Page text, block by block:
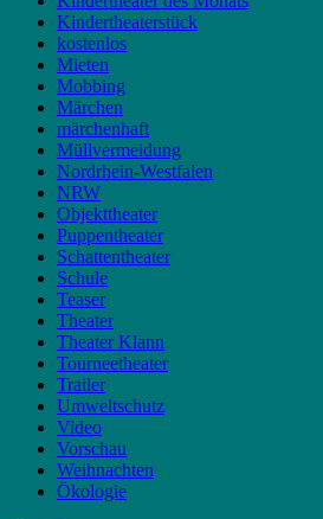
Kindertheaterstück
kostenlos
Mieten
Mobbing
Märchen
märchenhaft
Müllvermeidung
Nordrhein-Westfalen
NRW
Objekttheater
Puppentheater
Schattentheater
Schule
Teaser
Theater
Theater Klann
Tourneetheater
Trailer
Umweltschutz
Video
Vorschau
Weihnachten
Ökologie